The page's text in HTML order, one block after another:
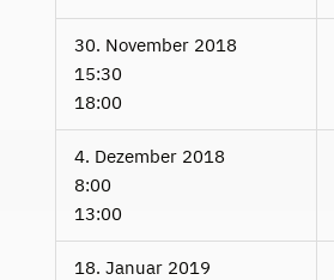
30. November 2018
15:30
18:00
4. Dezember 2018
8:00
13:00
18. Januar 2019